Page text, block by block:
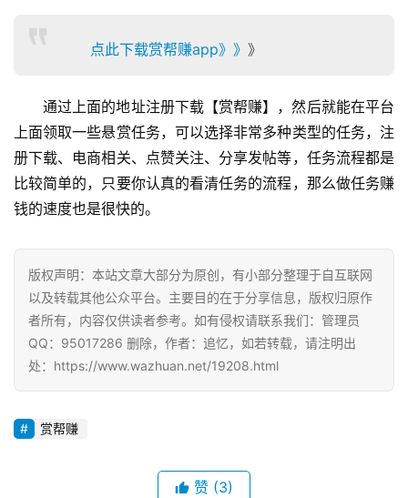
首
页
赚
简
评
手
赚
P
登录 注册
点此下载赏帮赚app》》 》
通过上面的地址注册下载【赏帮赚】，然后就能在平台
上面领取一些悬赏任务，可以选择非常多种类型的任务，注
册下载、电商相关、点赞关注、分享发帖等，任务流程都是
比较简单的，只要你认真的看清任务的流程，那么做任务赚
钱的速度也是很快的。
版权声明：本站文章大部分为原创，有小部分整理于自互联网
以及转载其他公众平台。主要目的在于分享信息，版权归原作
者所有，内容仅供读者参考。如有侵权请联系我们：管理员
QQ：95017286 删除，作者：追忆，如若转载，请注明出
处：https://www.wazhuan.net/19208.html
赏帮赚
赞 (3)